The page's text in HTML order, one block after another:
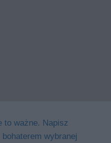
to ważne. Napisz
wybranej